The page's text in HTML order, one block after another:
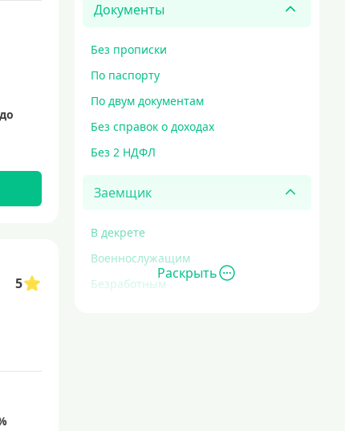
Документы
Без прописки
По паспорту
По двум документам
Без справок о доходах
Без 2 НДФЛ
Заемщик
В декрете
Военнослужащим
Безработным
Раскрыть
5